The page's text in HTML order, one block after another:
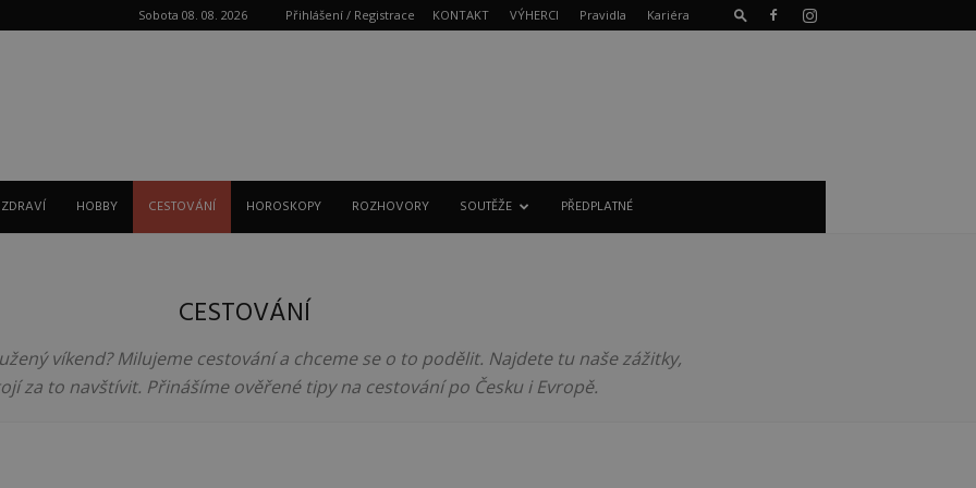
Sobota 08. 08. 2026 Přihlášení / Registrace KONTAKT VÝHERCI Pravidla Kariéra
HOBBY CESTOVÁNÍ HOROSKOPY ROZHOVORY SOUTĚŽE PŘEDPLATNÉ
CESTOVÁNÍ
víkend? Milujeme cestování a chceme se o to podělit. Najdete tu naše zážitky,
za to navštívit. Přinášíme ověřené tipy na cestování po Česku i Evropě.